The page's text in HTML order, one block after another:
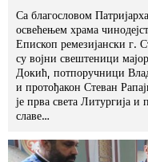
Са благословом
освећењем храма
Епископ ремезијански г.
су војни свештеници
Докић, потпоручници
и протођакон Стеван
је прва света Литургија
славе…